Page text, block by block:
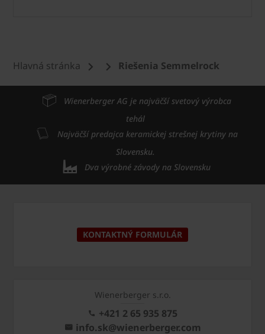
Hlavná stránka Riešenia Semmelrock
Wienerberger AG je najväčší svetový výrobca
tehál
Najväčší predajca keramickej strešnej krytiny na
Slovensku.
Dva výrobné závody na Slovensku
KONTAKTNÝ FORMULÁR
Wienerberger s.r.o.
+421 2 65 935 875
info.sk@wienerberger.com